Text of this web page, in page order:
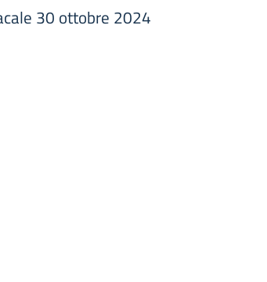
30 ottobre 2024